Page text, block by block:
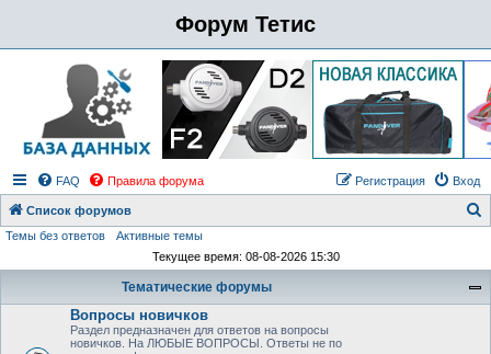
Форум Тетис
FAQ Правила форума Вход
Регистрация
Список форумов
Темы без ответов
Активные темы
Текущее время: 08-08-2026 15:30
Тематические форумы
Вопросы новичков
Раздел предназначен для ответов на вопросы
новичков. На ЛЮБЫЕ ВОПРОСЫ. Ответы не по